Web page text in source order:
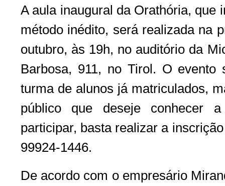
A aula inaugural da Orathória, que
método inédito, será realizada na
outubro, às 19h, no auditório da
Barbosa, 911, no Tirol. O evento
turma de alunos já matriculados,
público que deseje conhecer
participar, basta realizar a
99924-1446.
De acordo com o empresário